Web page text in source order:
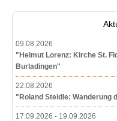
09.08.2026
"Helmut Lorenz: Kirche St.
Burladingen"
22.08.2026
"Roland Steidle: Wanderung
17.09.2026 - 19.09.2026